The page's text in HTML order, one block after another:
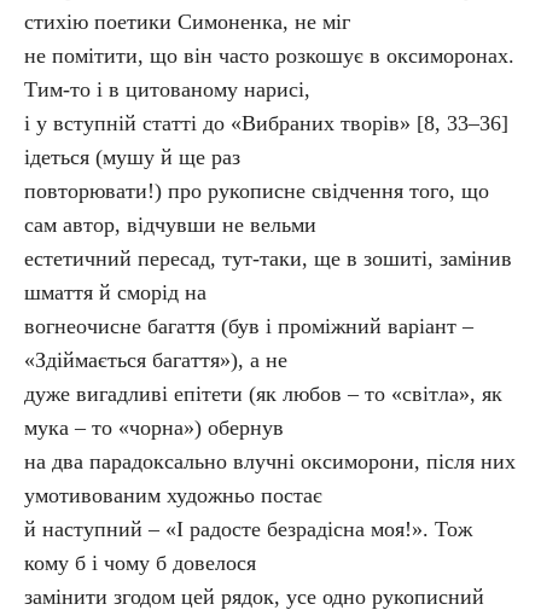
стихію поетики Симоненка, не міг
не помітити, що він часто розкошує в оксиморонах.
Тим-то і в цитованому нарисі,
і у вступній статті до «Вибраних творів» [8, 33–36]
ідеться (мушу й ще раз
повторювати!) про рукописне свідчення того, що
сам автор, відчувши не вельми
естетичний пересад, тут-таки, ще в зошиті, замінив
шмаття й сморід на
вогнеочисне багаття (був і проміжний варіант –
«Здіймається багаття»), а не
дуже вигадливі епітети (як любов – то «світла», як
мука – то «чорна») обернув
на два парадоксально влучні оксиморони, після них
умотивованим художньо постає
й наступний – «І радосте безрадісна моя!». Тож
кому б і чому б довелося
замінити згодом цей рядок, усе одно рукописний